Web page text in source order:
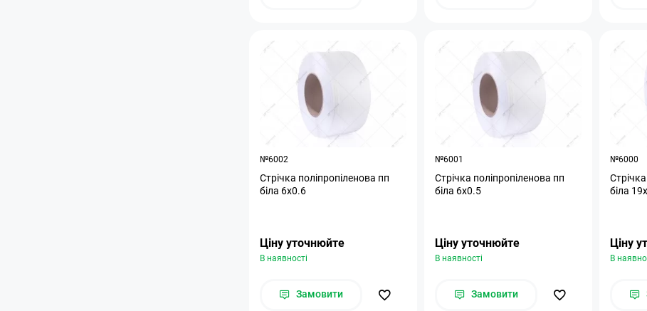
№6002
Стрічка поліпропіленова пп
біла 6х0.6
Ціну уточнюйте
В наявності
Замовити
№6001
Стрічка поліпропіленова пп
біла 6х0.5
Ціну уточнюйте
В наявності
Замовити
№6000
біла
Ціну
В